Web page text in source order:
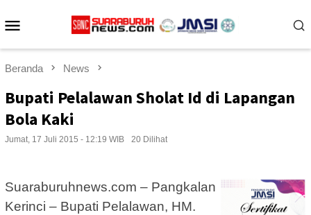
ke
Beranda News
Bupati Pelalawan Sholat Id di Lapangan
Bola Kaki
Jumat, 17 Juli 2015 - 12:19 WIB 20 Dilihat
Suaraburuhnews.com – Pangkalan
Kerinci – Bupati Pelalawan, HM.